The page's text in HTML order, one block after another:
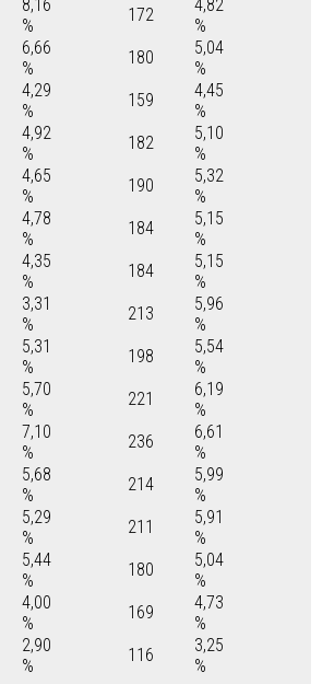
8,16
%
172
4,82
%
6,66
%
180
5,04
%
4,29
%
159
4,45
%
4,92
%
182
5,10
%
4,65
%
190
5,32
%
4,78
%
184
5,15
%
4,35
%
184
5,15
%
3,31
%
213
5,96
%
5,31
%
198
5,54
%
5,70
%
221
6,19
%
7,10
%
236
6,61
%
5,68
%
214
5,99
%
5,29
%
211
5,91
%
5,44
%
180
5,04
%
4,00
%
169
4,73
%
2,90
%
116
3,25
%